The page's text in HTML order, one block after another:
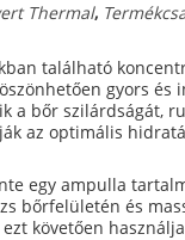
Thermal,
található
gyors és
a bőr szilárdságát,
az optimális
egy ampulla
bőrfelületén és
követően